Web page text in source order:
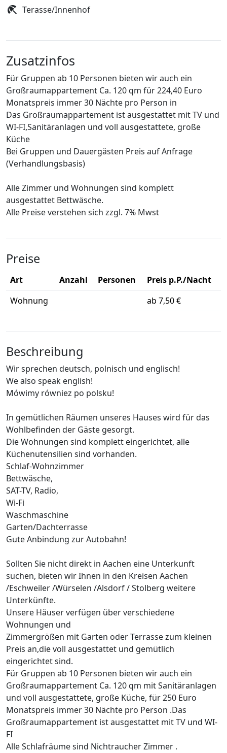
Terasse/Innenhof
Zusatzinfos
Für Gruppen ab 10 Personen bieten wir auch ein
Großraumappartement Ca. 120 qm für 224,40 Euro
Monatspreis immer 30 Nächte pro Person in
Das Großraumappartement ist ausgestattet mit TV und
WI-FI,Sanitäranlagen und voll ausgestattete, große
Küche
Bei Gruppen und Dauergästen Preis auf Anfrage
(Verhandlungsbasis)
Alle Zimmer und Wohnungen sind komplett
ausgestattet Bettwäsche.
Alle Preise verstehen sich zzgl. 7% Mwst
Preise
Art Anzahl Personen
Preis p.P./Nacht
Wohnung
ab 7,50 €
Beschreibung
Wir sprechen deutsch, polnisch und englisch!
We also speak english!
Mówimy równiez po polsku!
In gemütlichen Räumen unseres Hauses wird für das
Wohlbefinden der Gäste gesorgt.
Die Wohnungen sind komplett eingerichtet, alle
Küchenutensilien sind vorhanden.
Schlaf-Wohnzimmer
Bettwäsche,
SAT-TV, Radio,
Wi-Fi
Waschmaschine
Garten/Dachterrasse
Gute Anbindung zur Autobahn!
Sollten Sie nicht direkt in Aachen eine Unterkunft
suchen, bieten wir Ihnen in den Kreisen Aachen
/Eschweiler /Würselen /Alsdorf / Stolberg weitere
Unterkünfte.
Unsere Häuser verfügen über verschiedene
Wohnungen und
Zimmergrößen mit Garten oder Terrasse zum kleinen
Preis an,die voll ausgestattet und gemütlich
eingerichtet sind.
Für Gruppen ab 10 Personen bieten wir auch ein
Großraumappartement Ca. 120 qm mit Sanitäranlagen
und voll ausgestattete, große Küche, für 250 Euro
Monatspreis immer 30 Nächte pro Person .Das
Großraumappartement ist ausgestattet mit TV und WI-
FI
Alle Schlafräume sind Nichtraucher Zimmer .